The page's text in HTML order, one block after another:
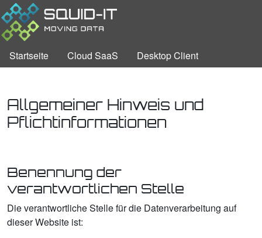
Startseite Cloud SaaS Desktop Client
Allgemeiner Hinweis und
Pflichtinformationen
Benennung der
verantwortlichen Stelle
Die verantwortliche Stelle für die Datenverarbeitung auf
dieser Website ist: